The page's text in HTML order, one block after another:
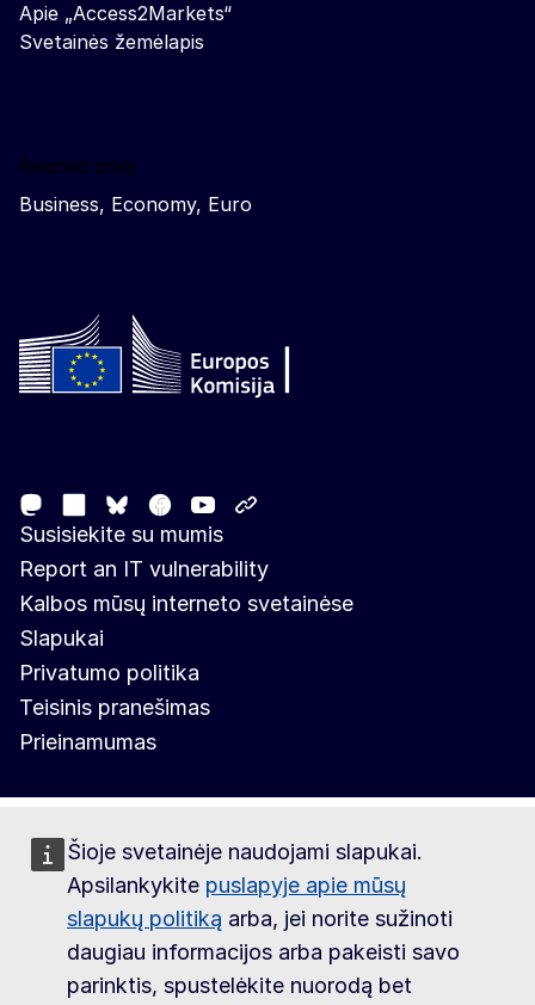
Šioje svetainėje naudojami slapukai.
Apsilankykite puslapyje apie mūsų
slapukų politiką arba, jei norite sužinoti
daugiau informacijos arba pakeisti savo
parinktis, spustelėkite nuorodą bet
Apie „Access2Markets“
Svetainės žemėlapis
Related sites
Business, Economy, Euro
MastodonLinkedIn
Bluesky
Facebook
Youtube
Susisiekite su mumis
Report an IT vulnerability
Kalbos mūsų interneto svetainėse
Slapukai
Privatumo politika
Teisinis pranešimas
Prieinamumas